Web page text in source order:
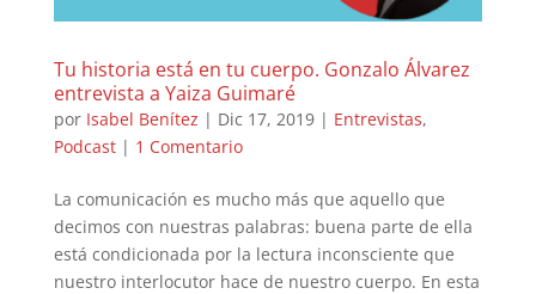
Tu historia está en tu cuerpo. Gonzalo Álvarez
entrevista a Yaiza Guimaré
por Isabel Benítez | Dic 17, 2019| Entrevistas,
Podcast| 1 Comentario
La comunicación es mucho más que aquello que
decimos con nuestras palabras: buena parte de ella
está condicionada por la lectura inconsciente que
nuestro interlocutor hace de nuestro cuerpo. En esta